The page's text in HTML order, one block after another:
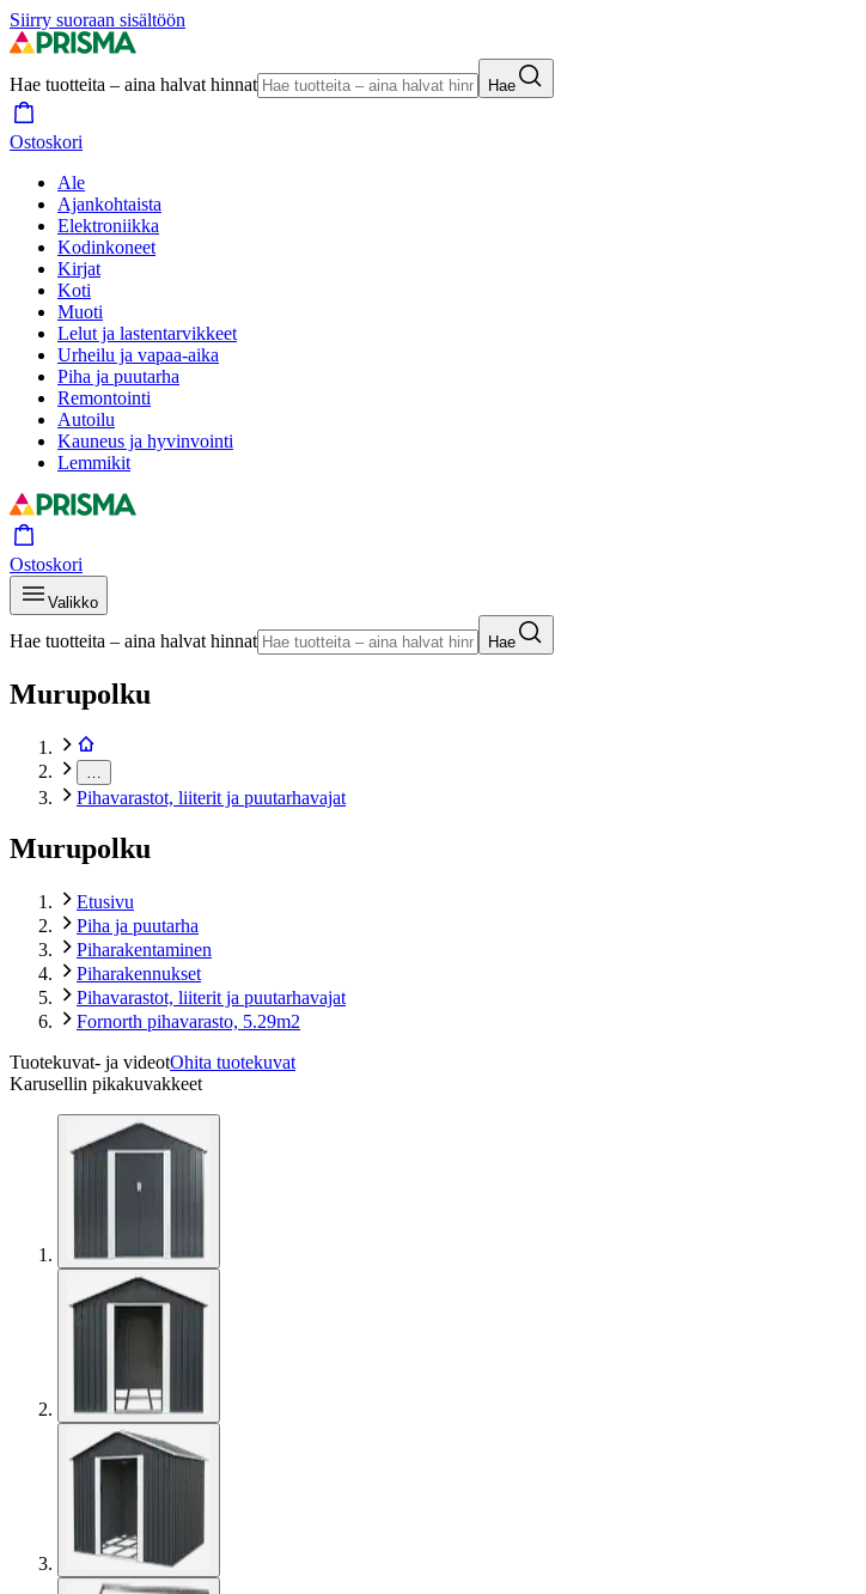
Siirry suoraan sisältöön
Hae tuotteita – aina halvat hinnat Hae
Ostoskori
Ale
Ajankohtaista
Elektroniikka
Kodinkoneet
Kirjat
Koti
Muoti
Lelut ja lastentarvikkeet
Urheilu ja vapaa-aika
Piha ja puutarha
Remontointi
Autoilu
Kauneus ja hyvinvointi
Lemmikit
Ostoskori
Valikko
Hae tuotteita – aina halvat hinnat Hae
Murupolku
Pihavarastot, liiterit ja puutarhavajat
Murupolku
Etusivu
Piha ja puutarha
Piharakentaminen
Piharakennukset
Pihavarastot, liiterit ja puutarhavajat
Fornorth pihavarasto, 5.29m2
Tuotekuvat- ja videotOhita tuotekuvat
Karusellin pikakuvakkeet